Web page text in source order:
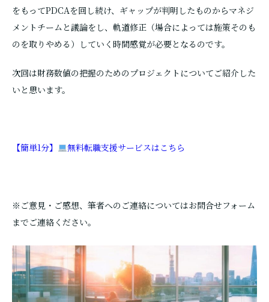
をもってPDCAを回し続け、ギャップが判明したものからマネジ
メントチームと議論をし、軌道修正（場合によっては施策そのも
のを取りやめる）していく時間感覚が必要となるのです。
次回は財務数値の把握のためのプロジェクトについてご紹介した
いと思います。
【簡単1分】 無料転職支援サービスはこちら
※ご意見・ご感想、筆者へのご連絡についてはお問合せフォーム
までご連絡ください。